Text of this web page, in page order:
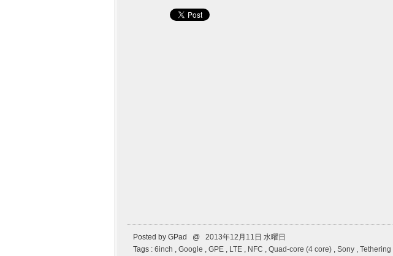
Posted by GPad @ 2013年12月11日 水曜日
Tags : 6inch , Google , GPE , LTE , NFC , Quad-core (4 core) , Sony , Tethering